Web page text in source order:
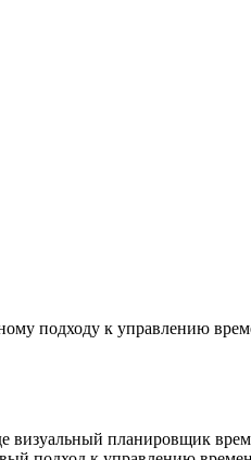
подходу к управлению
визуальный планировщик